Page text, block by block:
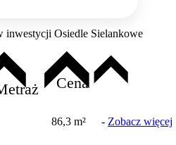
inwestycji Osiedle Sielankowe
Cena
86,3 m² - Zobacz więcej